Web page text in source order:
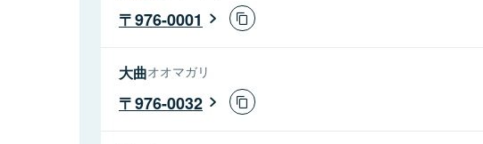
976-0001
大曲オオマガリ
976-0032